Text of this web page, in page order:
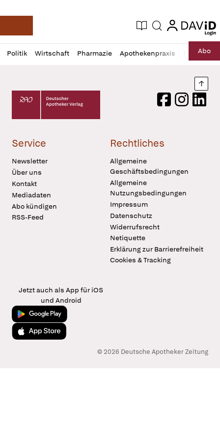
Deutsche Apotheker Zeitung
Aktuelle Ausgabe
Suche login
login
Politik Wirtschaft Pharmazie Apothekenpraxis RechtAbo
Profil
öffnen
Daz
Pur
Deutscher Apotheker Verlag Logo
FacebookInstagram
Service
Newsletter
Über uns
Kontakt
Mediadaten
Abo kündigen
RSS-Feed
Rechtliches
Allgemeine
Geschäftsbedingungen
Allgemeine
Nutzungsbedingungen
Impressum
Datenschutz
Widerrufsrecht
Netiquette
Erklärung zur Barrierefreiheit
Cookies & Tracking
Jetzt auch als App für iOS
und Android
Jetzt bei Google Play
Laden im App Store
© 2026 Deutsche Apotheker Zeitung